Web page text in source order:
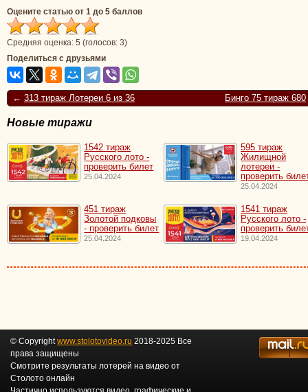
Оцените статью от 1 до 5 баллов
Средняя оценка: 5 (голосов: 3)
Поделиться с друзьями
← 313 тираж Лотереи 6 из 36 Бинго 75 тираж 680
Новые тиражи
1542 тираж
Русского лото -
проверить билет
25.04.2024
595 тираж
Жилищной
лотереи -
проверить
25.04.2024
451 тираж
Золотой подковы
- проверить билет
25.04.2024
1541 тираж
Русского лото -
проверить
19.04.2024
© Copyrightwww.stolotovideo.ru 2018-2025 Все
права защищены
Смотрите результаты лотерей на видео от
Столото онлайн